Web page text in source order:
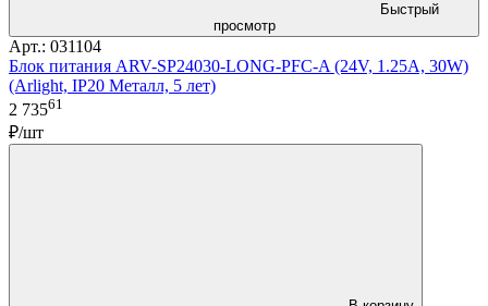
Быстрый
просмотр
Арт.: 031104
Блок питания ARV-SP24030-LONG-PFC-A (24V, 1.25A, 30W)
(Arlight, IP20 Металл, 5 лет)
2 73561
₽/шт